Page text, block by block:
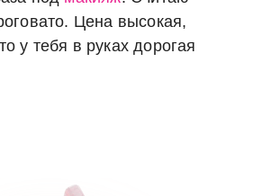
Цена высокая,
у тебя в руках дорогая